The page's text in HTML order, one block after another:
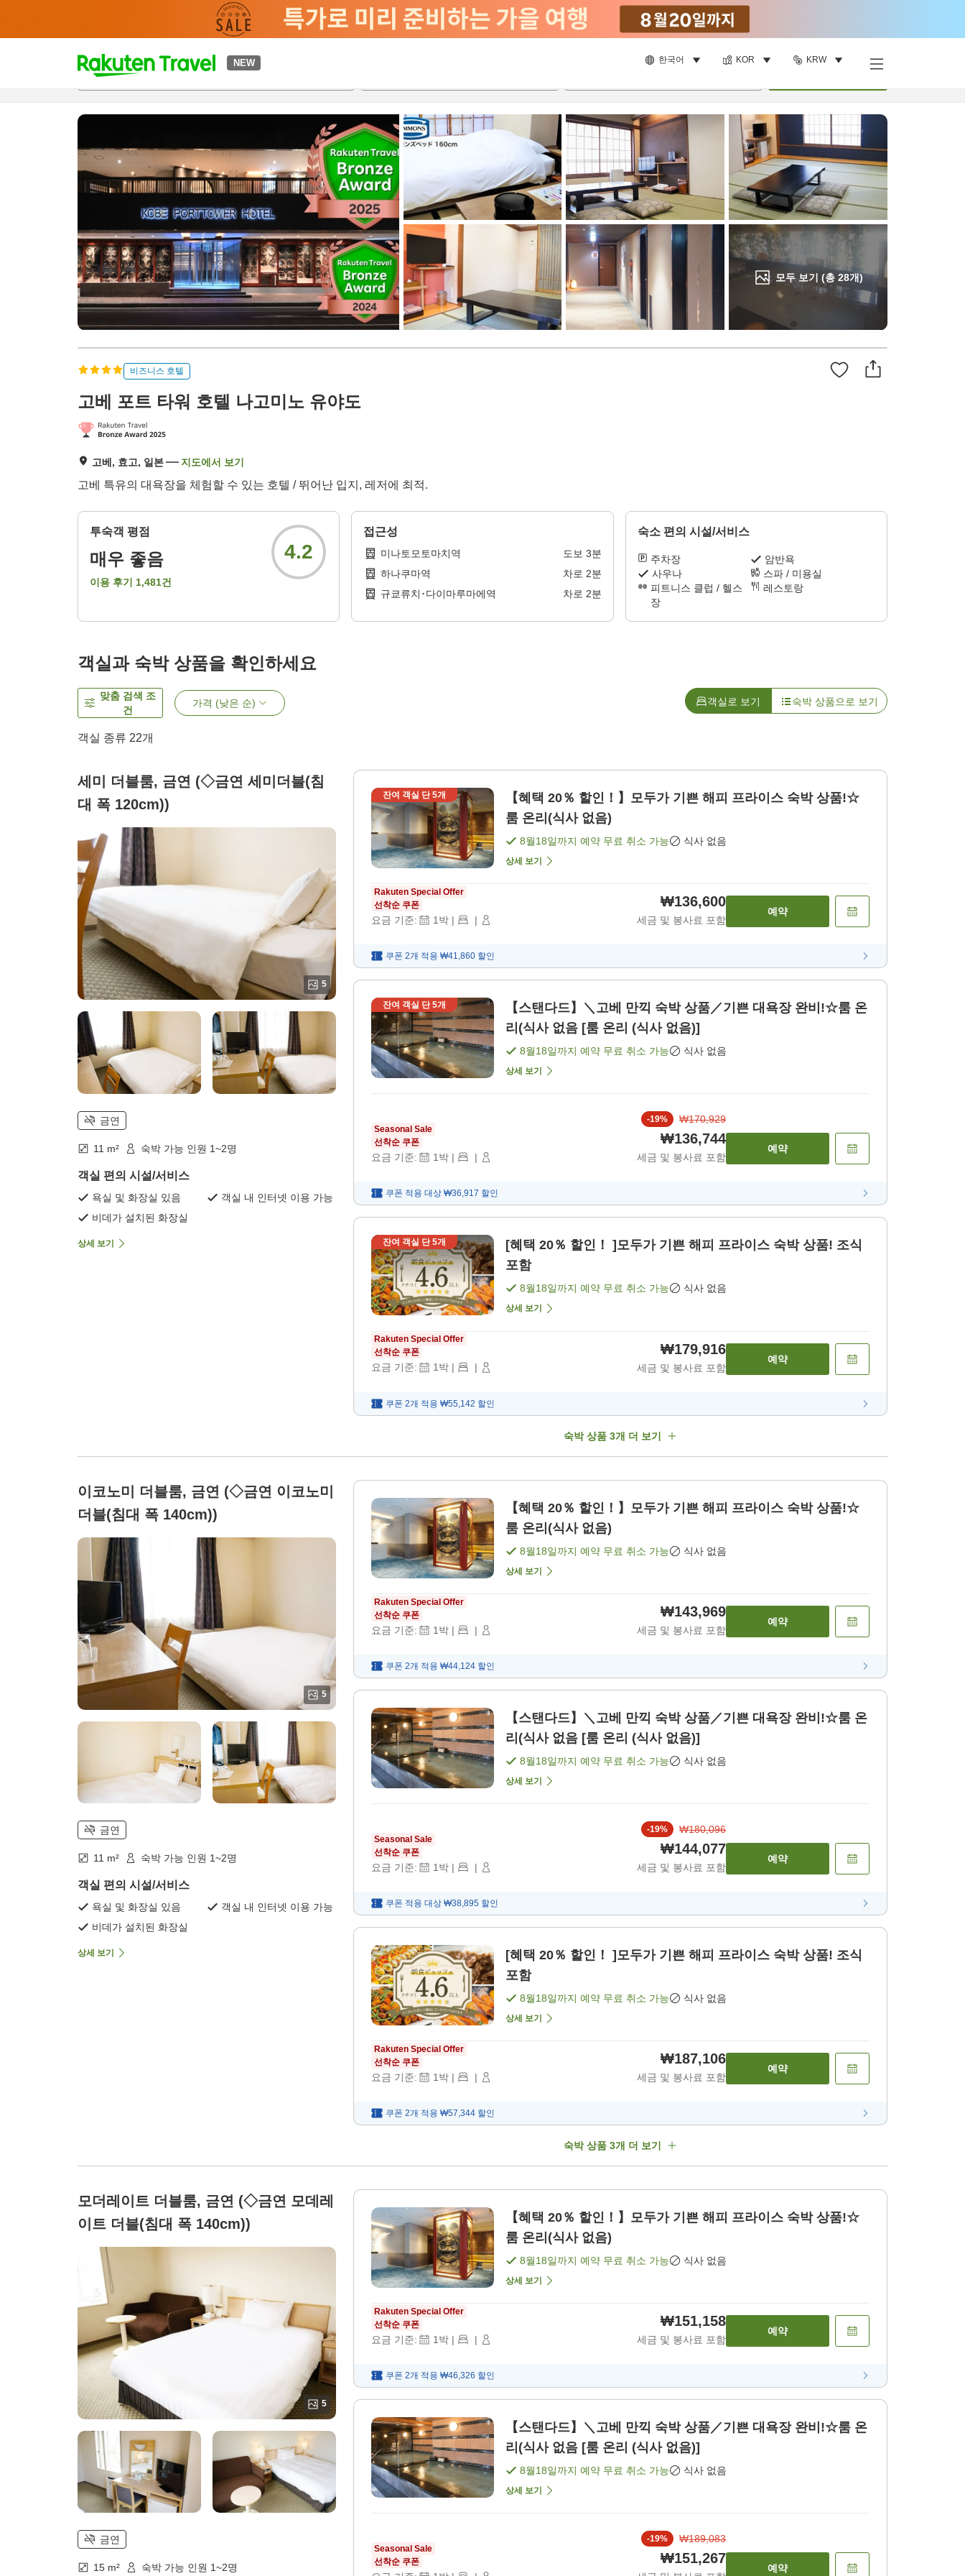
NEW 한국어 KOR KRW
t
p
a
e
c
h
모두 보기 (총 28개)
개요객실 & 숙박 상품이용 후기 편의 시설/서비스
비즈니스 호텔
고베 포트 타워 호텔 나고미노 유야도
고베, 효고, 일본 지도에서 보기
고베 특유의 대욕장을 체험할 수 있는 호텔 / 뛰어난 입지, 레저에 최적.
투숙객 평점
매우 좋음
이용 후기 1,481건
4.2
접근성
미나토모토마치역 도보 3분
하나쿠마역
차로 2분
규쿄류치･다이마루마에역
차로 2분
숙소 편의 시설/서비스
주차장
암반욕
사우나
스파 / 미용실
피트니스 클럽 / 헬스
장
레스토랑
객실과 숙박 상품을 확인하세요
맞춤 검색 조
건
가격 (낮은 순) 객실로 보기 숙박 상품으로 보기
객실 종류 22개
세미 더블룸, 금연 (◇금연 세미더블(침
대 폭 120cm))
5
금연
11 m² 숙박 가능 인원 1~2명
객실 편의 시설/서비스
욕실 및 화장실 있음
객실 내 인터넷 이용 가능
비데가 설치된 화장실
상세 보기
잔여 객실 단5개
【혜택 20％ 할인！】모두가 기쁜 해피 프라이스 숙박 상품!☆
룸 온리(식사 없음)
8월18일까지 예약 무료 취소 가능 식사 없음
상세 보기
Rakuten Special Offer
선착순 쿠폰
요금 기준: 1박 | |
₩136,600
세금 및 봉사료 포함
예약
쿠폰 2개 적용 ₩41,860 할인
잔여 객실 단5개
【스탠다드】＼고베 만끽 숙박 상품／기쁜 대욕장 완비!☆룸 온
리(식사 없음 [룸 온리 (식사 없음)]
8월18일까지 예약 무료 취소 가능 식사 없음
상세 보기
Seasonal Sale
선착순 쿠폰
요금 기준: 1박 | |
-19% ₩170,929
₩136,744
세금 및 봉사료 포함
예약
쿠폰 적용 대상 ₩36,917 할인
잔여 객실 단5개
[혜택 20％ 할인！ ]모두가 기쁜 해피 프라이스 숙박 상품! 조식
포함
8월18일까지 예약 무료 취소 가능 식사 없음
상세 보기
Rakuten Special Offer
선착순 쿠폰
요금 기준: 1박 | |
₩179,916
세금 및 봉사료 포함
예약
쿠폰 2개 적용 ₩55,142 할인
숙박 상품 3개 더 보기
이코노미 더블룸, 금연 (◇금연 이코노미
더블(침대 폭 140cm))
5
금연
11 m² 숙박 가능 인원 1~2명
객실 편의 시설/서비스
욕실 및 화장실 있음
객실 내 인터넷 이용 가능
비데가 설치된 화장실
상세 보기
【혜택 20％ 할인！】모두가 기쁜 해피 프라이스 숙박 상품!☆
룸 온리(식사 없음)
8월18일까지 예약 무료 취소 가능 식사 없음
상세 보기
Rakuten Special Offer
선착순 쿠폰
요금 기준: 1 박 | |
₩143,969
세금 및 봉사료 포함
예약
쿠폰 2개 적용 ₩44,124 할인
【스탠다드】＼고베 만끽 숙박 상품／기쁜 대욕장 완비!☆룸 온
리(식사 없음 [룸 온리 (식사 없음)]
8월18일까지 예약 무료 취소 가능 식사 없음
상세 보기
Seasonal Sale
선착순 쿠폰
요금 기준: 1 박 | |
-19% ₩180,096
₩144,077
세금 및 봉사료 포함
예약
쿠폰 적용 대상 ₩38,895 할인
[혜택 20％ 할인！ ]모두가 기쁜 해피 프라이스 숙박 상품! 조식
포함
8월18일까지 예약 무료 취소 가능 식사 없음
상세 보기
Rakuten Special Offer
선착순 쿠폰
요금 기준: 1 박 | |
₩187,106
세금 및 봉사료 포함
예약
쿠폰 2개 적용 ₩57,344 할인
숙박 상품 3개 더 보기
모더레이트 더블룸, 금연 (◇금연 모데레
이트 더블(침대 폭 140cm))
5
금연
15 m² 숙박 가능 인원 1~2명
【혜택 20％ 할인！】모두가 기쁜 해피 프라이스 숙박 상품!☆
룸 온리(식사 없음)
8월18일까지 예약 무료 취소 가능 식사 없음
상세 보기
Rakuten Special Offer
선착순 쿠폰
요금 기준: 1 박 | |
₩151,158
세금 및 봉사료 포함
예약
쿠폰 2개 적용 ₩46,326 할인
【스탠다드】＼고베 만끽 숙박 상품／기쁜 대욕장 완비!☆룸 온
리(식사 없음 [룸 온리 (식사 없음)]
8월18일까지 예약 무료 취소 가능 식사 없음
상세 보기
Seasonal Sale
선착순 쿠폰
-19% ₩189,083
₩151,267
예약